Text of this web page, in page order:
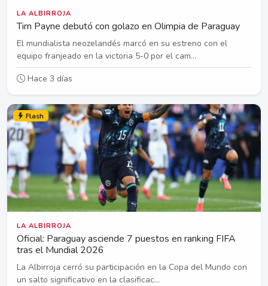
LA ALBIRROJA
Tim Payne debutó con golazo en Olimpia de Paraguay
El mundialista neozelandés marcó en su estreno con el
equipo franjeado en la victoria 5-0 por el cam...
Hace 3 días
Flash
LA ALBIRROJA
Oficial: Paraguay asciende 7 puestos en ranking FIFA
tras el Mundial 2026
La Albirroja cerró su participación en la Copa del Mundo con
un salto significativo en la clasificac...